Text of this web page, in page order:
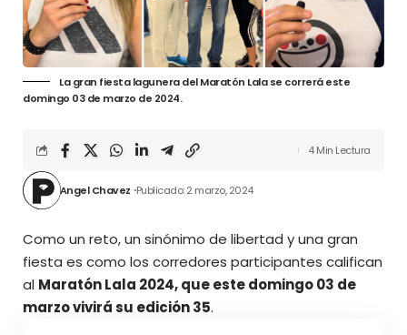
La gran fiesta lagunera del Maratón Lala se correrá este
domingo 03 de marzo de 2024.
Angel Chavez Publicado: 2 marzo, 2024
4 Min Lectura
Como un reto, un sinónimo de libertad y una gran
fiesta es como los corredores participantes califican
al Maratón Lala 2024, que este domingo 03 de
marzo vivirá su edición 35.